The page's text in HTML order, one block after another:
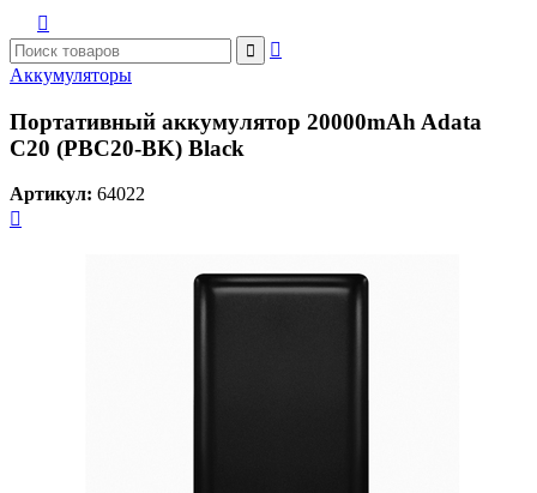



Аккумуляторы
Портативный аккумулятор 20000mAh Adata
C20 (PBC20-BK) Black
Артикул: 64022
